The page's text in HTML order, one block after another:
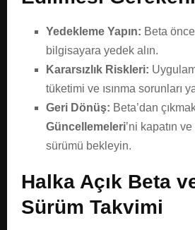
Yedekleme Yapın: Beta
bilgisayara yedek alın.
Kararsızlık Riskleri:
tüketimi ve ısınma sorunları
Geri Dönüş: Beta’dan
Güncellemeleri’ni kapatın
sürümü bekleyin.
Halka Açık Beta
Sürüm Takvimi